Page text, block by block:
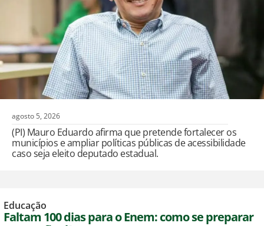
agosto 5, 2026
(PI) Mauro Eduardo afirma que pretende fortalecer os
municípios e ampliar políticas públicas de acessibilidade
caso seja eleito deputado estadual.
Educação
Faltam 100 dias para o Enem: como se preparar